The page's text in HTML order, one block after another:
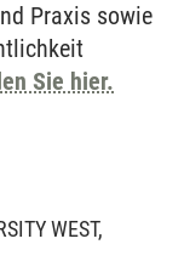
Praxis sowie
Sie hier.
WEST,